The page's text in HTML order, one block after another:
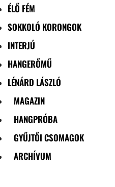
ÉLŐ FÉM
SOKKOLÓ KORONGOK
INTERJÚ
HANGERŐMŰ
LÉNÁRD LÁSZLÓ
MAGAZIN
HANGPRÓBA
GYŰJTŐI CSOMAGOK
ARCHÍVUM